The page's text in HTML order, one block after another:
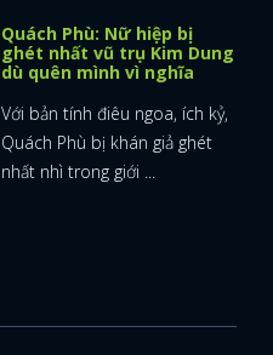
Quách Phù: Nữ hiệp bị
ghét nhất vũ trụ Kim Dung
dù quên mình vì nghĩa
Với bản tính điêu ngoa, ích kỷ,
Quách Phù bị khán giả ghét
nhất nhì trong giới ...